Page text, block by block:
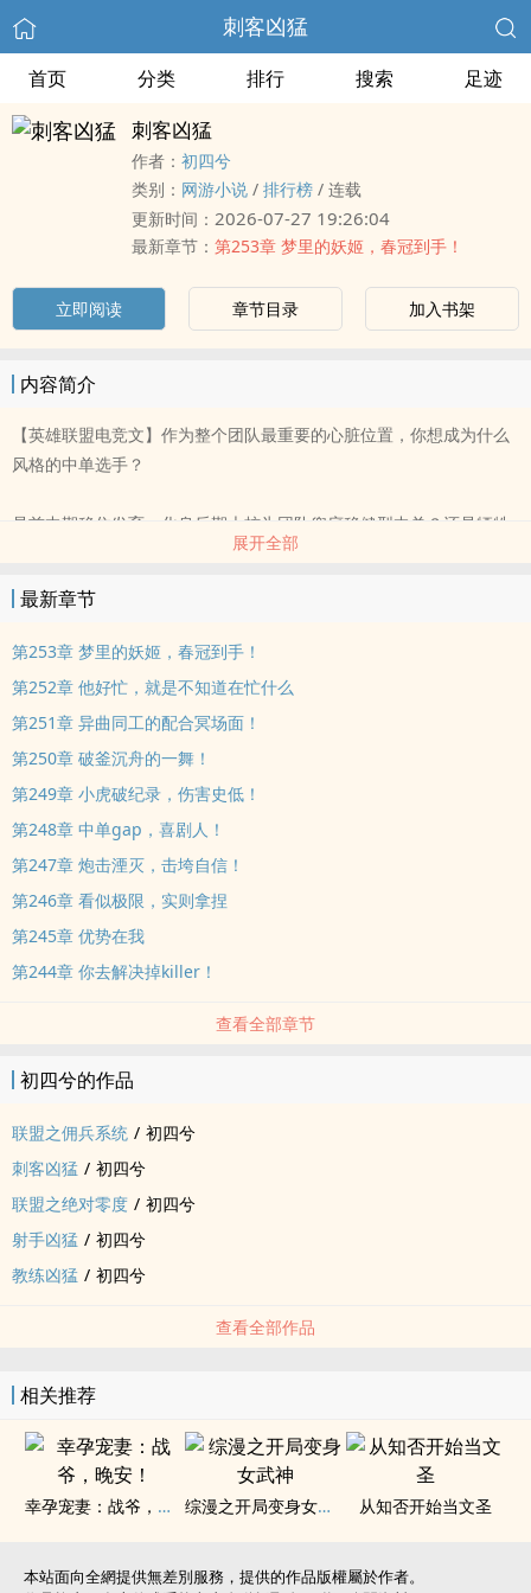
刺客凶猛
首页 分类 排行 搜索 足迹
刺客凶猛
作者： 初四兮
类别： 网游小说 / 排行榜 / 连载
更新时间： 2026-07-27 19:26:04
最新章节： 第253章 梦里的妖姬，春冠到手！
立即阅读 章节目录 加入书架
内容简介
【英雄联盟电竞文】作为整个团队最重要的心脏位置，你想成为什么
风格的中单选手？
是前中期稳住发育，化身后期大核为团队兜底稳健型中单？还是牺牲
发育，频频游走帮队友建立优势，释放压力的游走型中单？
亦或者是对线期打出优势，再将自身优势辐射全局的压制型中单？面
对种种选择，李尧有自己的答案。
他会秉持自己的刺客之魂，不断进步，勇攀高峰。【非无敌文，无系
统。
】【已有LOL精品完结作品《联盟之佣兵系统》《这个选手罪孽深
重》《射手凶猛》】
展开全部
最新章节
第253章 梦里的妖姬，春冠到手！
第252章 他好忙，就是不知道在忙什么
第251章 异曲同工的配合冥场面！
第250章 破釜沉舟的一舞！
第249章 小虎破纪录，伤害史低！
第248章 中单gap，喜剧人！
第247章 炮击湮灭，击垮自信！
第246章 看似极限，实则拿捏
第245章 优势在我
第244章 你去解决掉killer！
查看全部章节
初四兮的作品
联盟之佣兵系统 / 初四兮
刺客凶猛 / 初四兮
联盟之绝对零度 / 初四兮
射手凶猛 / 初四兮
教练凶猛 / 初四兮
查看全部作品
相关推荐
幸孕宠妻：战爷，晚安！ 综漫之开局变身女武神 从知否开始当文圣
本站面向全網提供無差別服務，提供的作品版權屬於作者。